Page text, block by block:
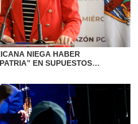
NIEGA HABER
EN SUPUESTOS